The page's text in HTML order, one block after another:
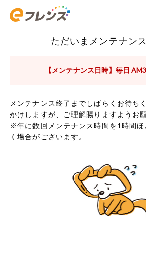
ただいまメンテナン
【メンテナンス日時】毎日
メンテナンス終了までしばらくお待ち
かけしますが、ご理解賜りますようお
※年に数回メンテナンス時間を1時間
く場合がございます。